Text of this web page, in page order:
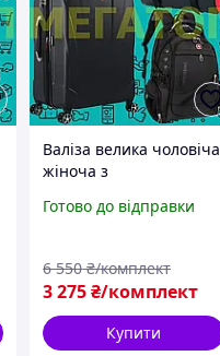
Валіза велика чоловіча
жіноча з
й замком міцний
Готово до відправки
3 275₴/комплект
6 550 ₴/комплект
Купити